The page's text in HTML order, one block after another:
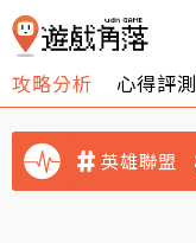
攻略分析 心得評測
英雄聯盟